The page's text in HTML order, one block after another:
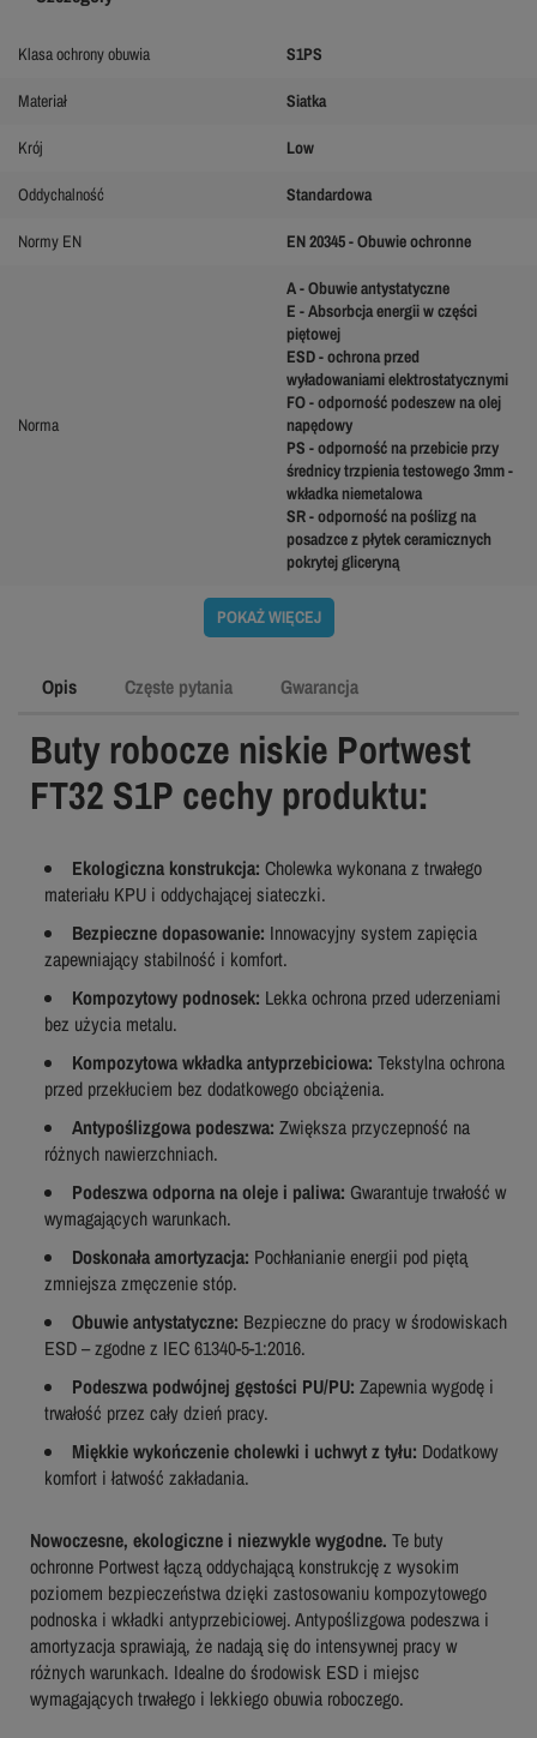
Opis Częste pytania Gwarancja
Buty robocze niskie Portwest
FT32 S1P cechy produktu:
Ekologiczna konstrukcja: Cholewka wykonana z trwałego
materiału KPU i oddychającej siateczki.
Bezpieczne dopasowanie: Innowacyjny system zapięcia
zapewniający stabilność i komfort.
Kompozytowy podnosek: Lekka ochrona przed uderzeniami
bez użycia metalu.
Kompozytowa wkładka antyprzebiciowa: Tekstylna ochrona
przed przekłuciem bez dodatkowego obciążenia.
Antypoślizgowa podeszwa: Zwiększa przyczepność na
różnych nawierzchniach.
Podeszwa odporna na oleje i paliwa: Gwarantuje trwałość w
wymagających warunkach.
Doskonała amortyzacja: Pochłanianie energii pod piętą
zmniejsza zmęczenie stóp.
Obuwie antystatyczne: Bezpieczne do pracy w środowiskach
ESD – zgodne z IEC 61340-5-1:2016.
Podeszwa podwójnej gęstości PU/PU: Zapewnia wygodę i
trwałość przez cały dzień pracy.
Miękkie wykończenie cholewki i uchwyt z tyłu: Dodatkowy
komfort i łatwość zakładania.
Nowoczesne, ekologiczne i niezwykle wygodne. Te buty
ochronne Portwest łączą oddychającą konstrukcję z wysokim
poziomem bezpieczeństwa dzięki zastosowaniu kompozytowego
podnoska i wkładki antyprzebiciowej. Antypoślizgowa podeszwa i
amortyzacja sprawiają, że nadają się do intensywnej pracy w
różnych warunkach. Idealne do środowisk ESD i miejsc
wymagających trwałego i lekkiego obuwia roboczego.
Klasa ochrony obuwia S1PS
Materiał Siatka
Krój Low
Oddychalność Standardowa
Normy EN EN 20345 - Obuwie ochronne
Norma
A - Obuwie antystatyczne
E - Absorbcja energii w części
piętowej
ESD - ochrona przed
wyładowaniami elektrostatycznymi
FO - odporność podeszew na olej
napędowy
PS - odporność na przebicie przy
średnicy trzpienia testowego 3mm -
wkładka niemetalowa
SR - odporność na poślizg na
posadzce z płytek ceramicznych
pokrytej gliceryną
POKAŻ WIĘCEJ